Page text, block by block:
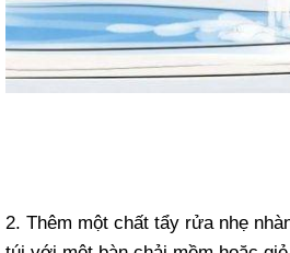
2. Thêm một chất tẩy rửa nhẹ